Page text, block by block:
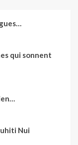
qui sonnent
Nui